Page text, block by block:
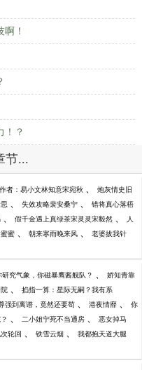
！
！？
节...
者：易小文林知意宋宛秋 、 炮灰情史旧
、 失效攻略裴安桑宁 、 错将真心落梧
、 假千金遇上真绿茶宋灵灵宋毅然 、 人
蜜 、 朝来寒雨晚来风 、 老婆拔我针
研究气象，你磁暴鹰酱舰队？ 、 娇知青靠
、 掐指一算：星际无嗣？我有系
强到离谱，竟然还要苟 、 港夜情靡 、 你
、 二小姐宁死不当通房 、 恶女掉马
轮回 、 铁雪云烟 、 我都抱天道大腿